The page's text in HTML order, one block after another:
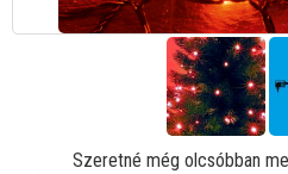
Szeretné még olcsóbban